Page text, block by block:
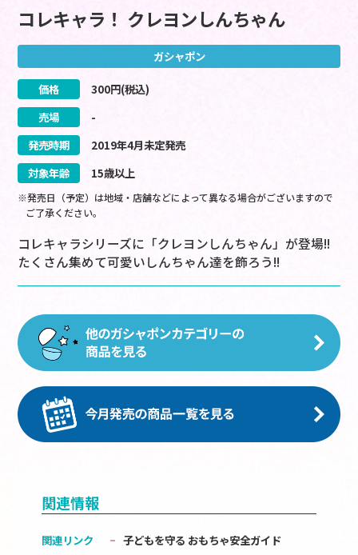
コレキャラ！ クレヨンしんちゃん
ガシャポン
価格 300円(税込)
売場
-
発売時期
2019年4月未定発売
対象年齢
15歳以上
※発売日（予定）は地域・店舗などによって異なる場合がございますので
ご了承ください。
コレキャラシリーズに「クレヨンしんちゃん」が登場!!
たくさん集めて可愛いしんちゃん達を飾ろう!!
関連情報
関連リンク 子どもを守る おもちゃ安全ガイド